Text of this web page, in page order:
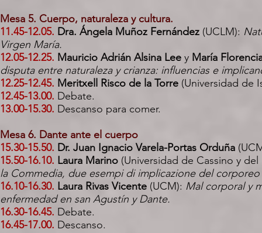
Mesa 5. Cuerpo, naturaleza y cultura.
11.45-12.05. Dra. Ángela Muñoz Fernández (UCLM):
Virgen María.
12.05-12.25. Mauricio Adrián Alsina Lee y María
disputa entre naturaleza y crianza: influencias e
12.25-12.45. Meritxell Risco de la Torre (Universidad de
12.45-13.00. Debate.
13.00-15.30. Descanso para comer.
Mesa 6. Dante ante el cuerpo
15.30-15.50. Dr. Juan Ignacio Varela-Portas Orduña
15.50-16.10. Laura Marino (Universidad de Cassino y
la Commedia, due esempi di implicazione del
16.10-16.30. Laura Rivas Vicente (UCM): Mal corporal y
enfermedad en san Agustín y Dante.
16.30-16.45. Debate.
16.45-17.00. Descanso.